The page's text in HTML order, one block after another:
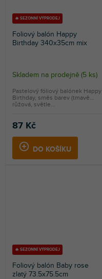
🔥 SEZONNÍ VÝPRODEJ
Foliový balón Happy
Birthday 340x35cm mix
Skladem na prodejně (5 ks)
87 Kč
DO KOŠÍKU
Pastelový fóliový balónek Happy
Birthday, směs barev (tmavě
růžová, světle...
🔥 SEZONNÍ VÝPRODEJ
Foliový balón Baby rose
zlatý 73.5x75.5cm